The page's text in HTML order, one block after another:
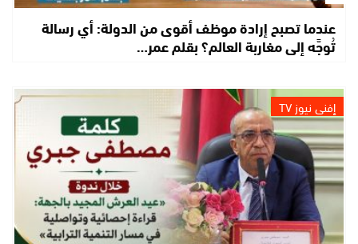
عندما تصبح إرادة موظف أقوى من الدولة: أي رسالة
تُوجَّه إلى مغاربة العالم؟ بقلم عمر…
إفني نيوز TV